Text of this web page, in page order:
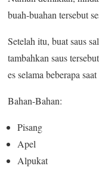
buah-buahan tersebut
Setelah itu, buat saus
tambahkan saus
es selama beberapa
Bahan-Bahan:
Pisang
Apel
Alpukat